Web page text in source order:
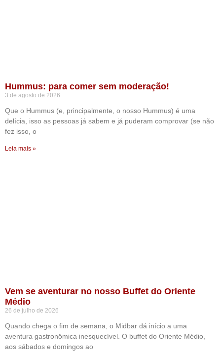
Hummus: para comer sem moderação!
3 de agosto de 2026
Que o Hummus (e, principalmente, o nosso Hummus) é uma
delícia, isso as pessoas já sabem e já puderam comprovar (se não
fez isso, o
Leia mais »
Vem se aventurar no nosso Buffet do Oriente
Médio
26 de julho de 2026
Quando chega o fim de semana, o Midbar dá início a uma
aventura gastronômica inesquecível. O buffet do Oriente Médio,
aos sábados e domingos ao